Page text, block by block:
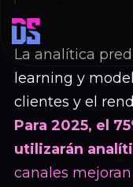
La analítica
learning y
clientes y el
Para 2025, el
utilizarán
canales